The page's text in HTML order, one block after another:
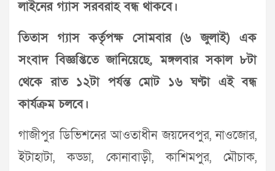
লাইনের গ্যাস সরবরাহ বন্ধ থাকবে।
তিতাস গ্যাস কর্তৃপক্ষ সোমবার (৬ জুলাই) এক
সংবাদ বিজ্ঞপ্তিতে জানিয়েছে, মঙ্গলবার সকাল ৮টা
থেকে রাত ১২টা পর্যন্ত মোট ১৬ ঘণ্টা এই বন্ধ
কার্যক্রম চলবে।
গাজীপুর ডিভিশনের আওতাধীন জয়দেবপুর, নাওজোর,
ইটাহাটা, কড্ডা, কোনাবাড়ী, কাশিমপুর, মৌচাক,